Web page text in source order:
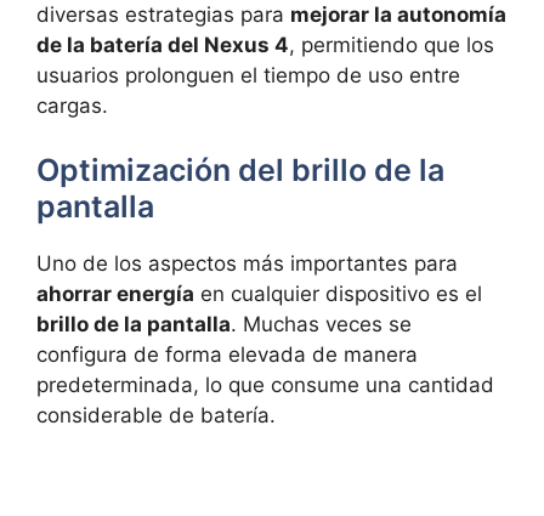
diversas estrategias para mejorar la autonomía
de la batería del Nexus 4, permitiendo que los
usuarios prolonguen el tiempo de uso entre
cargas.
Optimización del brillo de la
pantalla
Uno de los aspectos más importantes para
ahorrar energía en cualquier dispositivo es el
brillo de la pantalla. Muchas veces se
configura de forma elevada de manera
predeterminada, lo que consume una cantidad
considerable de batería.